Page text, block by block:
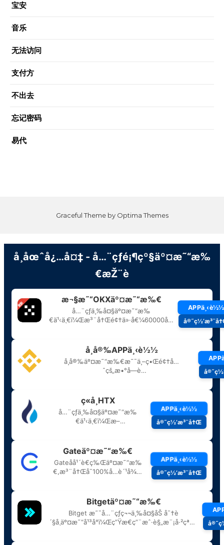
宝安
音乐
无法访问
支付方
不出去
忘记密码
易代
Graceful Theme by Optima Themes